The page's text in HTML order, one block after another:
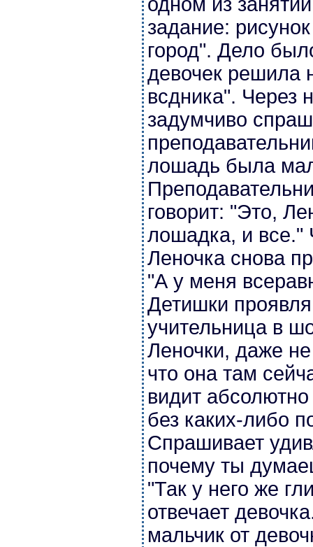
задание:
город". Дело
девочек решила
всдника". Через
задумчиво
лошадь была
говорит: "Это,
лошадка, и все."
Леночка снова
"А у меня
Детишки
учительница в
Леночки, даже
что она там
видит
без каких-либо
Спрашивает
почему ты
"Так у него же
отвечает
мальчик от